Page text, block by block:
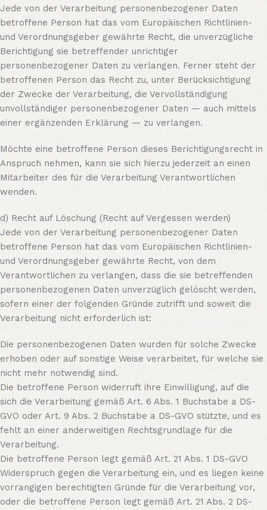
Jede von der Verarbeitung personenbezogener Daten
betroffene Person hat das vom Europäischen Richtlinien-
und Verordnungsgeber gewährte Recht, die unverzügliche
Berichtigung sie betreffender unrichtiger
personenbezogener Daten zu verlangen. Ferner steht der
betroffenen Person das Recht zu, unter Berücksichtigung
der Zwecke der Verarbeitung, die Vervollständigung
unvollständiger personenbezogener Daten — auch mittels
einer ergänzenden Erklärung — zu verlangen.
Möchte eine betroffene Person dieses Berichtigungsrecht in
Anspruch nehmen, kann sie sich hierzu jederzeit an einen
Mitarbeiter des für die Verarbeitung Verantwortlichen
wenden.
d) Recht auf Löschung (Recht auf Vergessen werden)
Jede von der Verarbeitung personenbezogener Daten
betroffene Person hat das vom Europäischen Richtlinien-
und Verordnungsgeber gewährte Recht, von dem
Verantwortlichen zu verlangen, dass die sie betreffenden
personenbezogenen Daten unverzüglich gelöscht werden,
sofern einer der folgenden Gründe zutrifft und soweit die
Verarbeitung nicht erforderlich ist:
Die personenbezogenen Daten wurden für solche Zwecke
erhoben oder auf sonstige Weise verarbeitet, für welche sie
nicht mehr notwendig sind.
Die betroffene Person widerruft ihre Einwilligung, auf die
sich die Verarbeitung gemäß Art. 6 Abs. 1 Buchstabe a DS-
GVO oder Art. 9 Abs. 2 Buchstabe a DS-GVO stützte, und es
fehlt an einer anderweitigen Rechtsgrundlage für die
Verarbeitung.
Die betroffene Person legt gemäß Art. 21 Abs. 1 DS-GVO
Widerspruch gegen die Verarbeitung ein, und es liegen keine
vorrangigen berechtigten Gründe für die Verarbeitung vor,
oder die betroffene Person legt gemäß Art. 21 Abs. 2 DS-